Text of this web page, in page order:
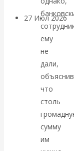
27 Июл 2026
валютная
ему
не
дали,
что
столь
сумму
им